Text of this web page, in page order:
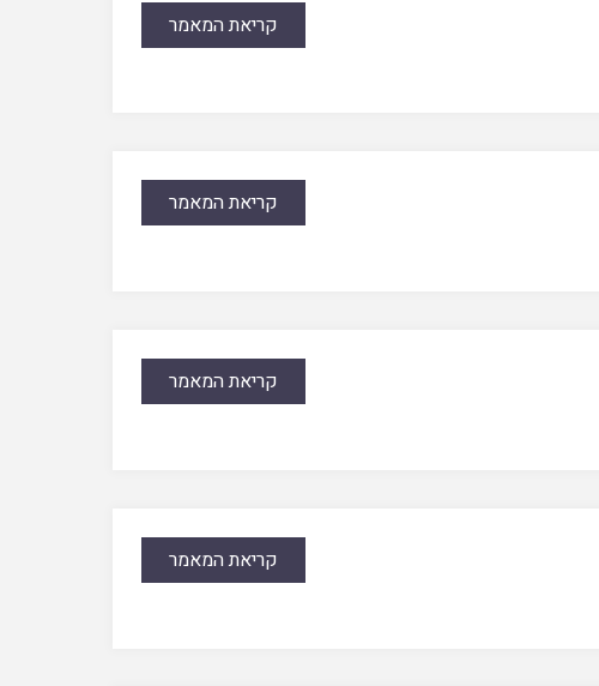
קריאת המאמר
קריאת המאמר
קריאת המאמר
קריאת המאמר